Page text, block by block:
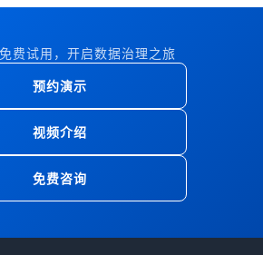
费试用，开启数据治理之旅
预约演示
视频介绍
免费咨询